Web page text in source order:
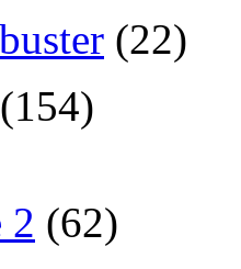
(22)
(154)
2 (62)